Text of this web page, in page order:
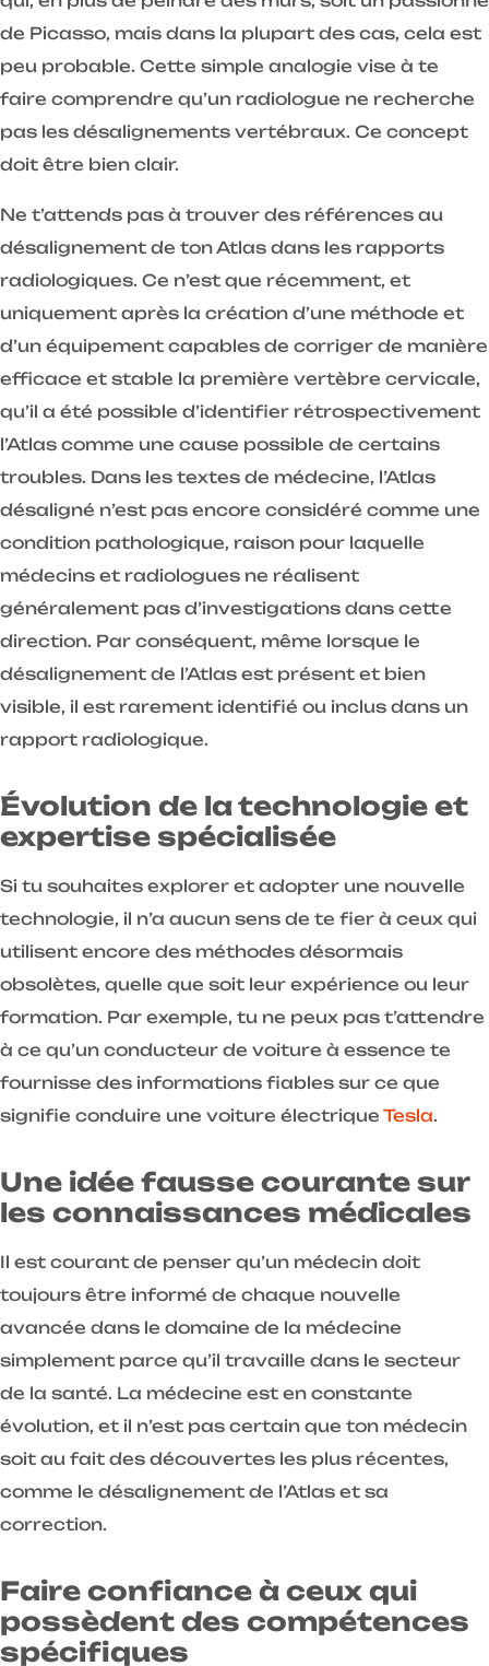
de Picasso, mais dans la plupart des cas, cela est
peu probable. Cette simple analogie vise à te
faire comprendre qu’un radiologue ne recherche
pas les désalignements vertébraux. Ce concept
doit être bien clair.
Ne t’attends pas à trouver des références au
désalignement de ton Atlas dans les rapports
radiologiques. Ce n’est que récemment, et
uniquement après la création d’une méthode et
d’un équipement capables de corriger de manière
efficace et stable la première vertèbre cervicale,
qu’il a été possible d’identifier rétrospectivement
l’Atlas comme une cause possible de certains
troubles. Dans les textes de médecine, l’Atlas
désaligné n’est pas encore considéré comme une
condition pathologique, raison pour laquelle
médecins et radiologues ne réalisent
généralement pas d’investigations dans cette
direction. Par conséquent, même lorsque le
désalignement de l’Atlas est présent et bien
visible, il est rarement identifié ou inclus dans un
rapport radiologique.
Évolution de la technologie et
expertise spécialisée
Si tu souhaites explorer et adopter une nouvelle
technologie, il n’a aucun sens de te fier à ceux qui
utilisent encore des méthodes désormais
obsolètes, quelle que soit leur expérience ou leur
formation. Par exemple, tu ne peux pas t’attendre
à ce qu’un conducteur de voiture à essence te
fournisse des informations fiables sur ce que
signifie conduire une voiture électrique Tesla.
Une idée fausse courante sur
les connaissances médicales
Il est courant de penser qu’un médecin doit
toujours être informé de chaque nouvelle
avancée dans le domaine de la médecine
simplement parce qu’il travaille dans le secteur
de la santé. La médecine est en constante
évolution, et il n’est pas certain que ton médecin
soit au fait des découvertes les plus récentes,
comme le désalignement de l’Atlas et sa
correction.
Faire confiance à ceux qui
possèdent des compétences
spécifiques